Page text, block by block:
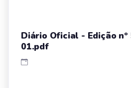
Diário Oficial - Edição
01.pdf